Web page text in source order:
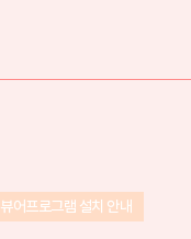
뷰어프로그램 설치 안내